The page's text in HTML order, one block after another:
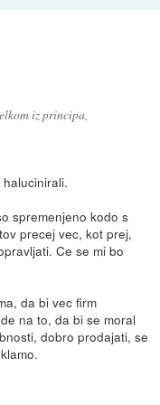
iz principa,
spremenjeno kodo s
precej vec, kot prej,
Ce se mi bo
da bi vec firm
na to, da bi se moral
dobro prodajati, se